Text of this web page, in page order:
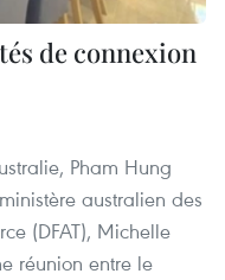
de connexion
Pham Hung
australien des
(DFAT), Michelle
réunion entre le